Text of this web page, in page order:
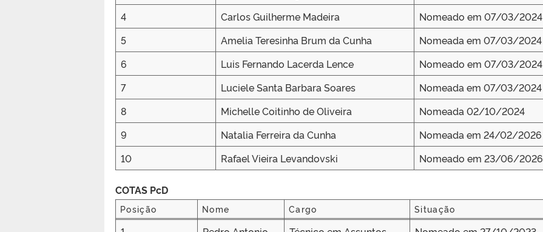
4
Carlos Guilherme Madeira
Nomeado em 07/03/2024
5
Amelia Teresinha Brum da Cunha
Nomeada em 07/03/2024
6
Luis Fernando Lacerda Lence
Nomeado em 07/03/2024
7
Luciele Santa Barbara Soares
Nomeada em 07/03/2024
8
Michelle Coitinho de Oliveira
Nomeada 02/10/2024
9
Natalia Ferreira da Cunha
Nomeada em 24/02/2026
10
Rafael Vieira Levandovski Nomeado em 23/06/2026
COTAS PcD
Posição Nome Cargo
Situação